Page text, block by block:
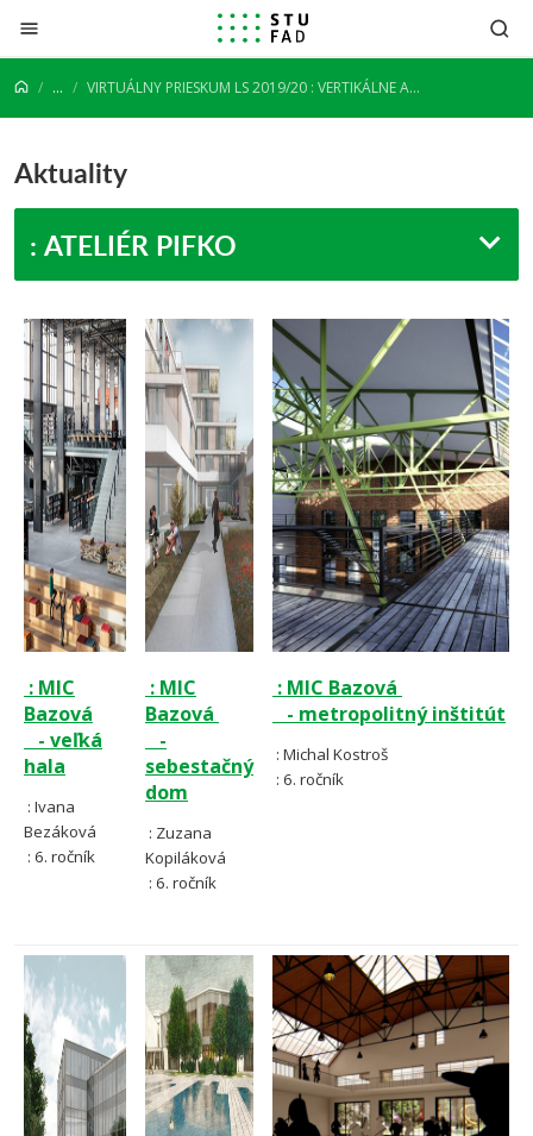
Prejsť na obsah
... VIRTUÁLNY PRIESKUM LS 2019/20 : VERTIKÁLNE ATELIÉRY
Aktuality
: ATELIÉR PIFKO
: MIC
Bazová
- veľká
hala
: Ivana
Bezáková
: 6. ročník
: MIC
Bazová
-
sebestačný
dom
: Zuzana
Kopiláková
: 6. ročník
: MIC Bazová
- metropolitný inštitút
: Michal Kostroš
: 6. ročník